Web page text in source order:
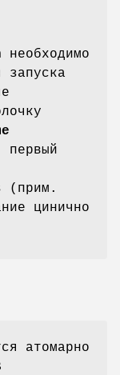
необходимо
запуска
первый
цинично
атомарно